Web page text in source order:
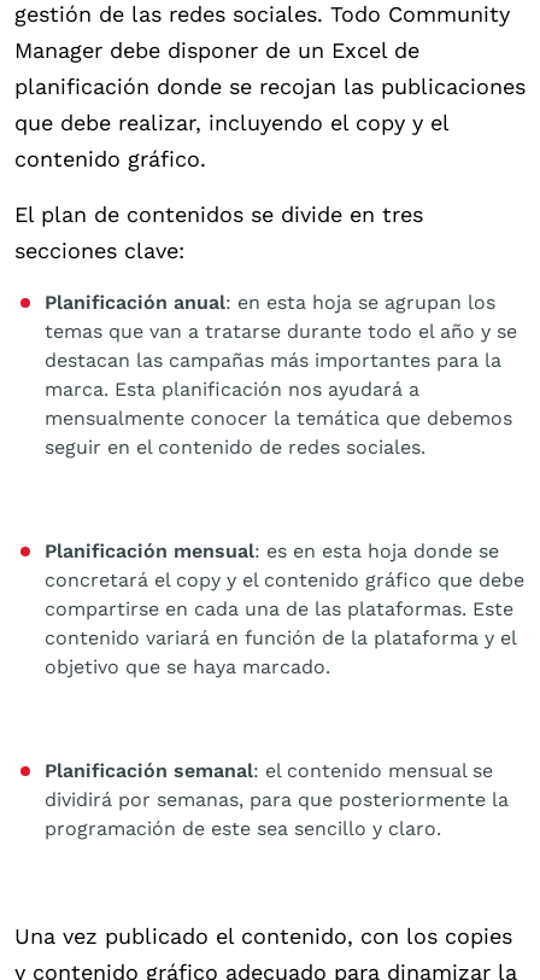
gestión de las redes sociales. Todo Community
Manager debe disponer de un Excel de
planificación donde se recojan las publicaciones
que debe realizar, incluyendo el copy y el
contenido gráfico.
El plan de contenidos se divide en tres
secciones clave:
Planificación anual: en esta hoja se agrupan los
temas que van a tratarse durante todo el año y se
destacan las campañas más importantes para la
marca. Esta planificación nos ayudará a
mensualmente conocer la temática que debemos
seguir en el contenido de redes sociales.
Planificación mensual: es en esta hoja donde se
concretará el copy y el contenido gráfico que debe
compartirse en cada una de las plataformas. Este
contenido variará en función de la plataforma y el
objetivo que se haya marcado.
Planificación semanal: el contenido mensual se
dividirá por semanas, para que posteriormente la
programación de este sea sencillo y claro.
Una vez publicado el contenido, con los copies
y contenido gráfico adecuado para dinamizar la